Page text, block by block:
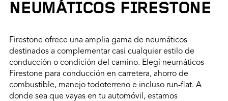
NEUMÁTICOS FIRESTONE
Firestone ofrece una amplia gama de neumáticos
destinados a complementar casi cualquier estilo de
conducción o condición del camino. Elegí neumáticos
Firestone para conducción en carretera, ahorro de
combustible, manejo todoterreno e incluso run-flat. A
donde sea que vayas en tu automóvil, estamos